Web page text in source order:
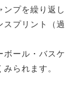
ンプを繰り返し
スプリント（過
ボール・バスケ
られます。